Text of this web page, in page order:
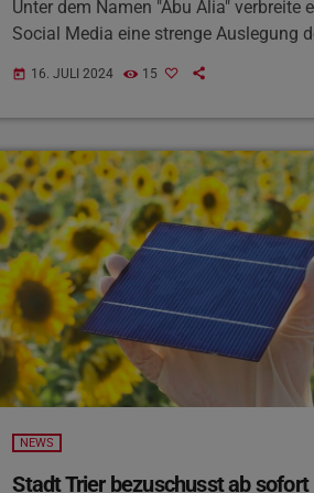
Unter dem Namen "Abu Alia" verbreite
Social Media eine strenge Auslegung
Kopfbedeckungen für Musliminnen.
Mindestens ein Auftritt in Wittlich
Der "Islamische Kulturverein Wittlich"
sich bisher nicht zu den Auftritten
today 16. JULI 2024 15
NEWS
Stadt Trier bezuschusst ab sofort